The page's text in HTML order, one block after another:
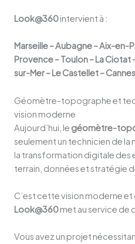
Look@360intervient à :
Marseille – Aubagne – Aix-
Provence – Toulon – La Ciotat
sur-Mer – Le Castellet –
Géomètre-topographe et
vision moderne
Aujourd’hui, le géomètre-
seulement un technicien de la
la transformation digitale des
terrain, données et stratégie
C’est cette vision moderne
Look@360met au service de
Vous avez un projet